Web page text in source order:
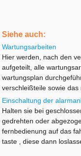
Siehe auch:
Wartungsarbeiten
Hier werden, nach den
aufgeteilt, alle
wartungsplan
verschleißteile sowie das
Einschaltung der
Halten sie bei
gedrehten oder
fernbedienung auf das
taste , diese dann